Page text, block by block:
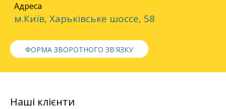
Адреса
м.Київ, Харьківське шоссе, 58
ФОРМА ЗВОРОТНОГО ЗВ'ЯЗКУ
Наші клієнти